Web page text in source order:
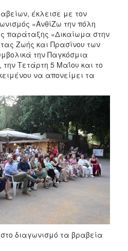
έκλεισε με τον
«ΑνθίΖω την πόλη
παράταξης «Δικαίωμα στην
Ζωής και Πρασίνου των
την Παγκόσμια
Τετάρτη 5 Μαΐου και το
να απονείμει τα
διαγωνισμό τα βραβεία